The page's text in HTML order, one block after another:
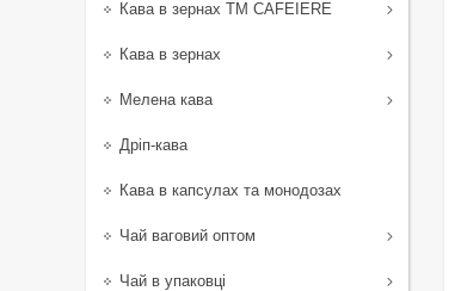
Кава в зернах TM CAFEIERE
Кава в зернах
Мелена кава
Дріп-кава
Кава в капсулах та монодозах
Чай ваговий оптом
Чай в упаковці